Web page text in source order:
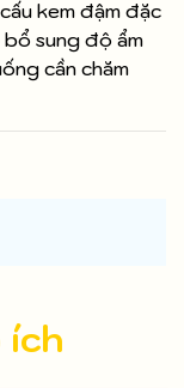
kem đậm đặc
bổ sung độ ẩm
cần chăm
ích